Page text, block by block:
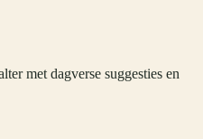
met dagverse suggesties en